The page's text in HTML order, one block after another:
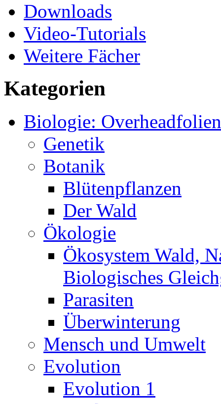
Downloads
Video-Tutorials
Weitere Fächer
Kategorien
Biologie: Overheadfolien
Genetik
Botanik
Blütenpflanzen
Der Wald
Ökologie
Ökosystem Wald,
Biologisches
Parasiten
Überwinterung
Mensch und Umwelt
Evolution
Evolution 1